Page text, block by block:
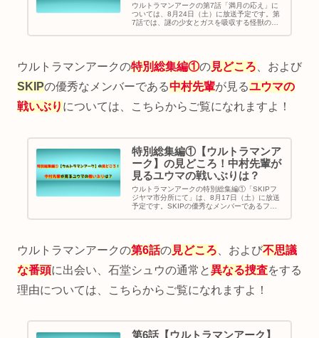
ウルトラマンアークの第7話「満月の応え」に
ついては、8月24日（土）に放送予定です。第
7話では、謎の少女とガスを吸収する怪獣の関
ウルトラマンアークの特別総集編①の見どころ 、および
SKIPの優秀なメンバーである中村先輩が見るユウマの
戦いぶり については、こちらからご覧になれますよ！
特別総集編①【ウルトラマンア
ーク】の見どころ！中村先輩が
見るユウマの戦いぶりは？
ウルトラマンアークの特別総集編①「SKIPフ
ジヤマ市分所にて」は、8月17日（土）に放送
予定です。SKIPの優秀なメンバーであるフジ
ウルトラマンアークの第6話の見どころ 、および不思議
な番頭に出会い、石堂シュウの通常と異なる捜査をする
理由については、こちらからご覧になれますよ！
第6話【ウルトラマンアーク】